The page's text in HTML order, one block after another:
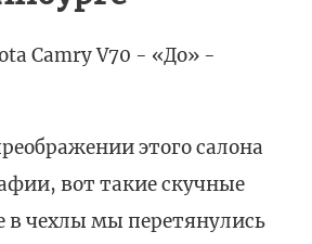
Camry V70 - «До» -
этого салона
вот такие скучные
в чехлы мы перетянулись